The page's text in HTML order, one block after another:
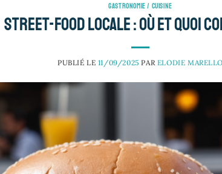
GASTRONOMIE / CUISINE
Street-food locale : où et quoi
PUBLIÉ LE 11/09/2025 PAR ELODIE MARELLO